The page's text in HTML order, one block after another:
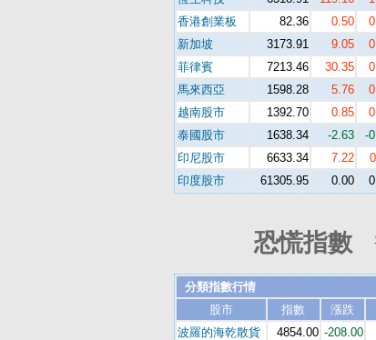
香港創業板
82.36 0.50
新加坡
3173.91 9.05
菲律賓
7213.46 30.35
馬來西亞
1598.28 5.76
越南股市
1392.70 0.85
泰國股市
1638.34 -2.63 -
印尼股市
6633.34 7.22
印度股市
61305.95 0.00
恐慌指數
分類指數行情
股市
指數 漲跌
波羅的海乾散貨
4854.00 -208.00